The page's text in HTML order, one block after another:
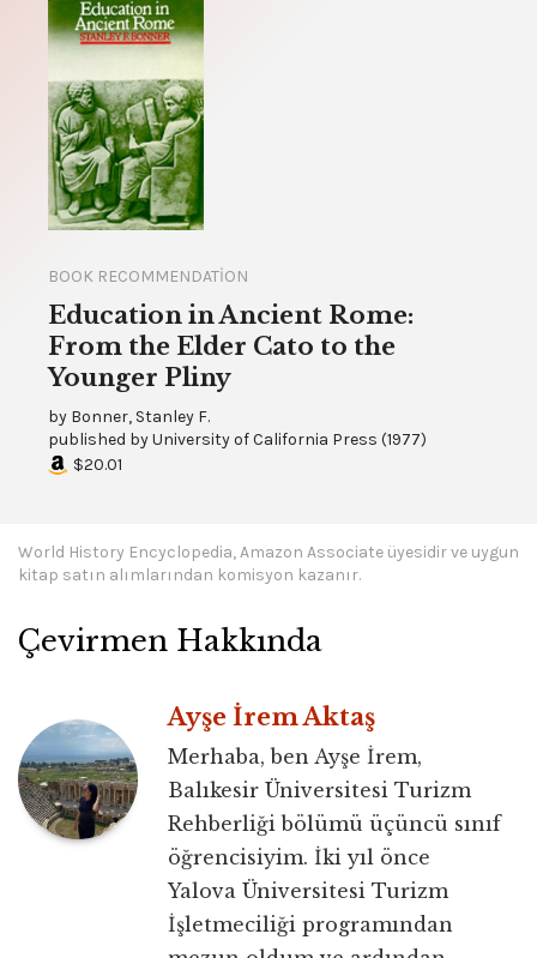
BOOK RECOMMENDATION
Education in Ancient Rome:
From the Elder Cato to the
Younger Pliny
by Bonner, Stanley F.
published byUniversity of California Press (1977)
$20.01
World History Encyclopedia, Amazon Associate üyesidir ve uygun
kitap satın alımlarından komisyon kazanır.
Çevirmen Hakkında
Ayşe İrem Aktaş
Merhaba, ben Ayşe İrem,
Balıkesir Üniversitesi Turizm
Rehberliği bölümü üçüncü sınıf
öğrencisiyim. İki yıl önce
Yalova Üniversitesi Turizm
İşletmeciliği programından